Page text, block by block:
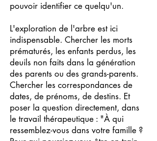
pouvoir identifier ce quelqu'un.
L'exploration de l'arbre est ici
indispensable. Chercher les morts
prématurés, les enfants perdus, les
deuils non faits dans la génération
des parents ou des grands-parents.
Chercher les correspondances de
dates, de prénoms, de destins. Et
poser la question directement, dans
le travail thérapeutique : "À qui
ressemblez-vous dans votre famille ?